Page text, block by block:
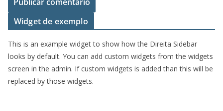
Widget de exemplo
This is an example widget to show how the Direita Sidebar
looks by default. You can add custom widgets from the widgets
screen in the admin. If custom widgets is added than this will be
replaced by those widgets.